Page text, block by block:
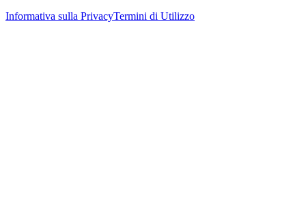
Informativa sulla PrivacyTermini di Utilizzo